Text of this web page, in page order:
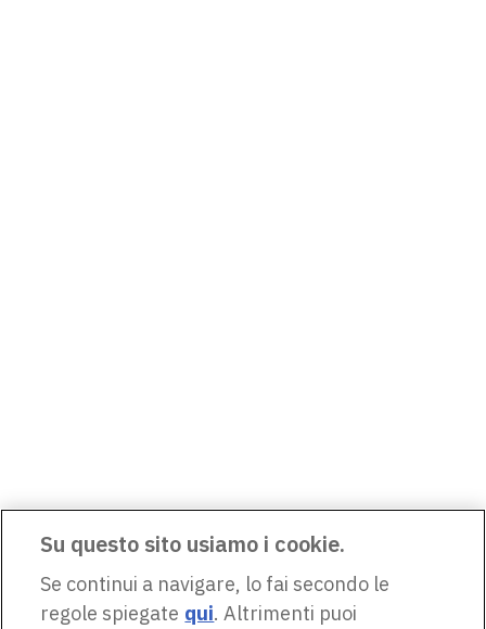
Su questo sito usiamo i cookie.
Se continui a navigare, lo fai secondo le
regole spiegate qui. Altrimenti puoi